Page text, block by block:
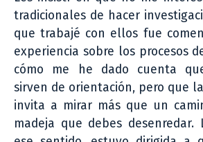
tradicionales de hacer
que trabajé con ellos fue
experiencia sobre los procesos
cómo me he dado cuenta
sirven de orientación, pero que
invita a mirar más que un
madeja que debes desenredar.